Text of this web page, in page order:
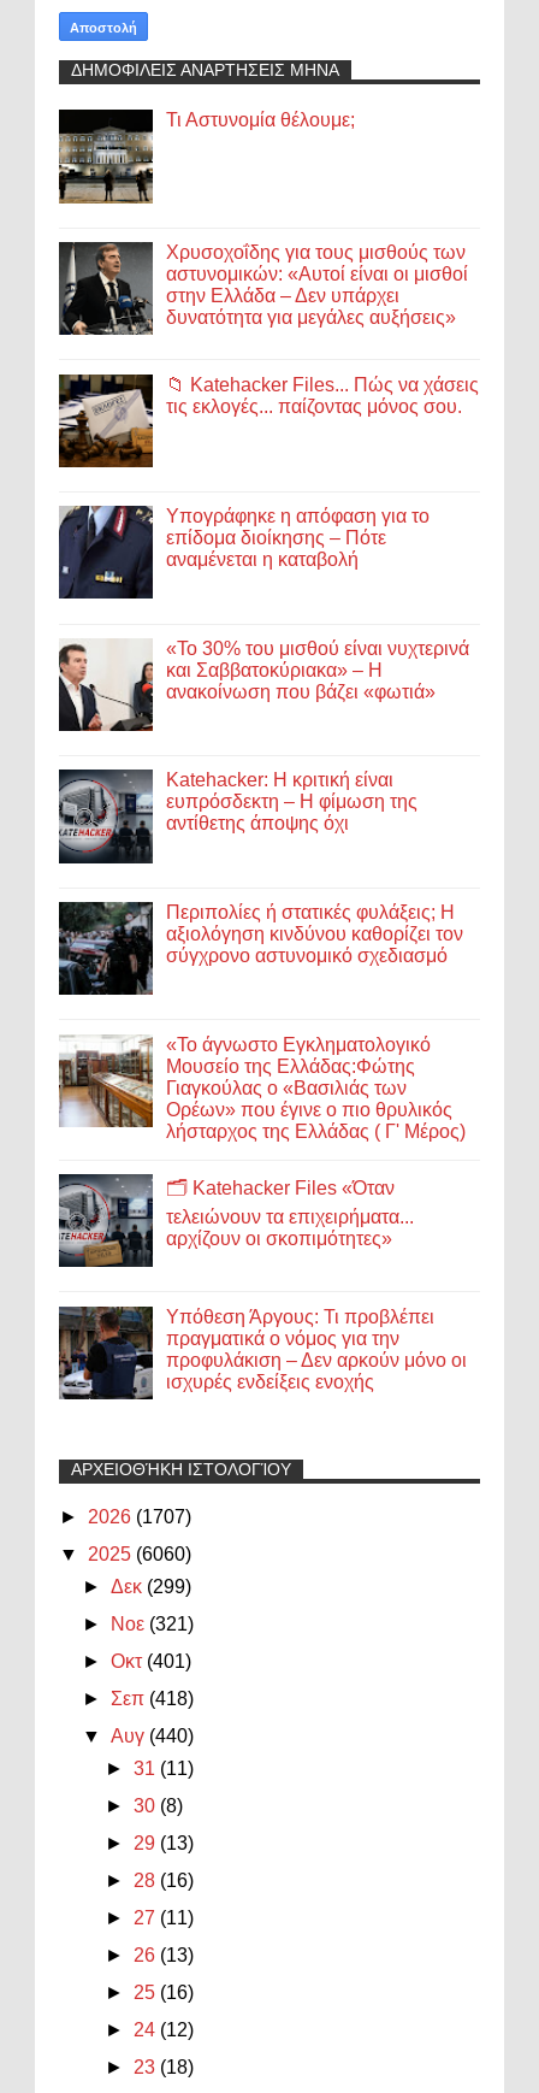
ΔΗΜΟΦΙΛΕΙΣ ΑΝΑΡΤΗΣΕΙΣ ΜΗΝΑ
Τι Αστυνομία θέλουμε;
Χρυσοχοΐδης για τους μισθούς των
αστυνομικών: «Αυτοί είναι οι μισθοί
στην Ελλάδα – Δεν υπάρχει
δυνατότητα για μεγάλες αυξήσεις»
📁 Katehacker Files... Πώς να χάσεις
τις εκλογές... παίζοντας μόνος σου.
Υπογράφηκε η απόφαση για το
επίδομα διοίκησης – Πότε
αναμένεται η καταβολή
«Το 30% του μισθού είναι νυχτερινά
και Σαββατοκύριακα» – Η
ανακοίνωση που βάζει «φωτιά»
Katehacker: Η κριτική είναι
ευπρόσδεκτη – Η φίμωση της
αντίθετης άποψης όχι
Περιπολίες ή στατικές φυλάξεις; Η
αξιολόγηση κινδύνου καθορίζει τον
σύγχρονο αστυνομικό σχεδιασμό
«Το άγνωστο Εγκληματολογικό
Μουσείο της Ελλάδας:Φώτης
Γιαγκούλας ο «Βασιλιάς των
Ορέων» που έγινε ο πιο θρυλικός
λήσταρχος της Ελλάδας ( Γ' Μέρος)
🗂️ Katehacker Files «Όταν
τελειώνουν τα επιχειρήματα...
αρχίζουν οι σκοπιμότητες»
Υπόθεση Άργους: Τι προβλέπει
πραγματικά ο νόμος για την
προφυλάκιση – Δεν αρκούν μόνο οι
ισχυρές ενδείξεις ενοχής
ΑΡΧΕΙΟΘΉΚΗ ΙΣΤΟΛΟΓΊΟΥ
► 2026 (1707)
▼ 2025 (6060)
►Δεκ (299)
►
Νοε (321)
►Οκτ (401)
► Σεπ (418)
▼Αυγ (440)
►31 (11)
►30 (8)
► 29 (13)
► 28 (16)
► 27 (11)
► 26 (13)
► 25 (16)
► 24 (12)
► 23 (18)